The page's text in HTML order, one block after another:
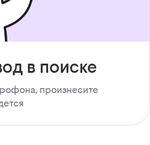
в поиске
произнесите